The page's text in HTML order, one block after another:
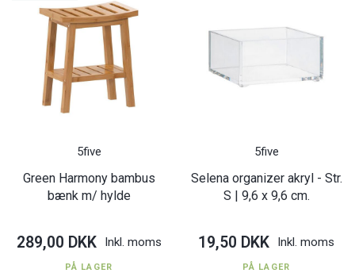
5five
Green Harmony bambus
bænk m/ hylde
289,00 DKK Inkl. moms
PÅ LAGER
5five
Selena organizer akryl - Str.
S | 9,6 x 9,6 cm.
19,50 DKK Inkl. moms
PÅ LAGER